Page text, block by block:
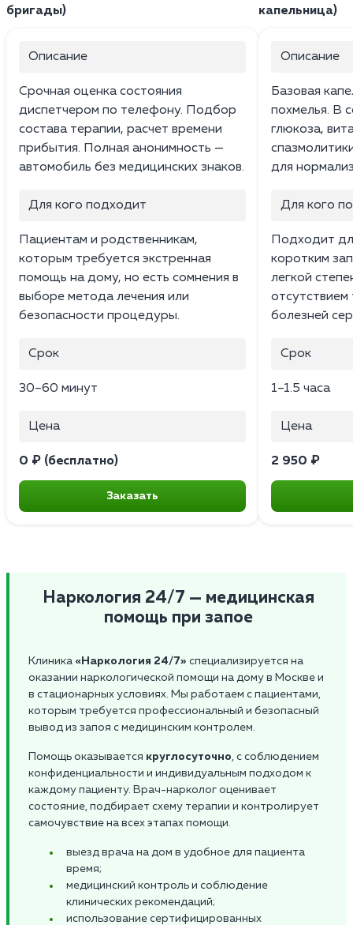
бригады)
Описание
Срочная оценка состояния
диспетчером по телефону. Подбор
состава терапии, расчет времени
прибытия. Полная анонимность —
автомобиль без медицинских знаков.
Для кого подходит
Пациентам и родственникам,
которым требуется экстренная
помощь на дому, но есть сомнения в
выборе метода лечения или
безопасности процедуры.
Срок
30–60 минут
Цена
0 ₽ (бесплатно)
Заказать
капельница)
Описание
Базовая
похмелья. В
глюкоза,
для
Для кого
Подходит
коротким
легкой
отсутствием
болезней
Срок
1–1.5 часа
Цена
2 950 ₽
Наркология 24/7 — медицинская
помощь при запое
Клиника «Наркология 24/7» специализируется на
оказании наркологической помощи на дому в Москве и
в стационарных условиях. Мы работаем с пациентами,
которым требуется профессиональный и безопасный
вывод из запоя с медицинским контролем.
Помощь оказывается круглосуточно, с соблюдением
конфиденциальности и индивидуальным подходом к
каждому пациенту. Врач-нарколог оценивает
состояние, подбирает схему терапии и контролирует
самочувствие на всех этапах помощи.
выезд врача на дом в удобное для пациента
время;
медицинский контроль и соблюдение
клинических рекомендаций;
использование сертифицированных